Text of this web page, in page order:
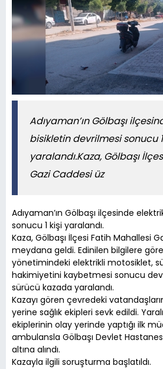
Adıyaman’ın Gölbaşı
bisikletin devrilmesi sonucu
yaralandı.Kaza, Gölbaşı
Gazi Caddesi üz
Adıyaman’ın Gölbaşı ilçesinde
sonucu 1 kişi yaralandı.
Kaza, Gölbaşı İlçesi Fatih Mahallesi
meydana geldi. Edinilen bilgilere
yönetimindeki elektrikli motosiklet,
hakimiyetini kaybetmesi sonucu
sürücü kazada yaralandı.
Kazayı gören çevredeki
yerine sağlık ekipleri sevk edildi.
ekiplerinin olay yerinde yaptığı ilk
ambulansla Gölbaşı Devlet
altına alındı.
Kazayla ilgili soruşturma başlatıldı.